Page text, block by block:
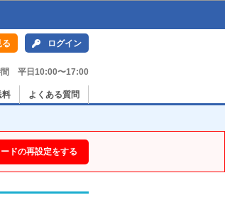
る ログイン
間 平日10:00〜17:00
料 よくある質問
ドの再設定をする